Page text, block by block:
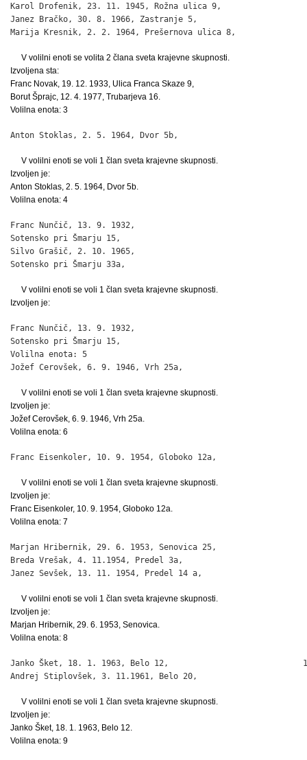
Karol Drofenik, 23. 11. 1945, Rožna ulica 9,
Janez Bračko, 30. 8. 1966, Zastranje 5,
Marija Kresnik, 2. 2. 1964, Prešernova ulica 8,
V volilni enoti se volita 2 člana sveta krajevne skupnosti.
Izvoljena sta:
Franc Novak, 19. 12. 1933, Ulica Franca Skaze 9,
Borut Šprajc, 12. 4. 1977, Trubarjeva 16.
Volilna enota: 3
Anton Stoklas, 2. 5. 1964, Dvor 5b,
V volilni enoti se voli 1 član sveta krajevne skupnosti.
Izvoljen je:
Anton Stoklas, 2. 5. 1964, Dvor 5b.
Volilna enota: 4
Franc Nunčič, 13. 9. 1932,
Sotensko pri Šmarju 15,
Silvo Grašič, 2. 10. 1965,
Sotensko pri Šmarju 33a,
V volilni enoti se voli 1 član sveta krajevne skupnosti.
Izvoljen je:
Franc Nunčič, 13. 9. 1932,
Sotensko pri Šmarju 15,
Volilna enota: 5
Jožef Cerovšek, 6. 9. 1946, Vrh 25a,
V volilni enoti se voli 1 član sveta krajevne skupnosti.
Izvoljen je:
Jožef Cerovšek, 6. 9. 1946, Vrh 25a.
Volilna enota: 6
Franc Eisenkoler, 10. 9. 1954, Globoko 12a,
V volilni enoti se voli 1 član sveta krajevne skupnosti.
Izvoljen je:
Franc Eisenkoler, 10. 9. 1954, Globoko 12a.
Volilna enota: 7
Marjan Hribernik, 29. 6. 1953, Senovica 25,
Breda Vrešak, 4. 11.1954, Predel 3a,
Janez Sevšek, 13. 11. 1954, Predel 14 a,
V volilni enoti se voli 1 član sveta krajevne skupnosti.
Izvoljen je:
Marjan Hribernik, 29. 6. 1953, Senovica.
Volilna enota: 8
Janko Šket, 18. 1. 1963, Belo 12,
Andrej Stiplovšek, 3. 11.1961, Belo 20,
V volilni enoti se voli 1 član sveta krajevne skupnosti.
Izvoljen je:
Janko Šket, 18. 1. 1963, Belo 12.
Volilna enota: 9